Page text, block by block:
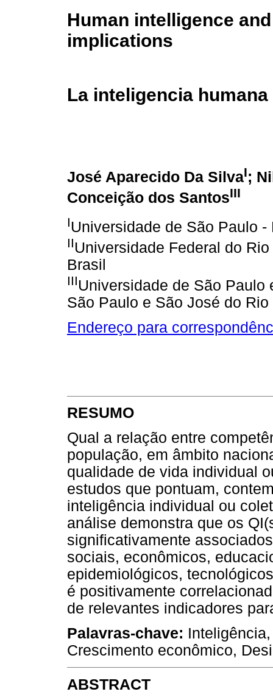
Human intelligence
implications
La inteligencia
José Aparecido Da SilvaI;
Conceição dos SantosIII
IUniversidade de São Paulo
IIUniversidade Federal do
Brasil
IIIUniversidade de São
São Paulo e São José do
Endereço para
RESUMO
Qual a relação entre
população, em âmbito
qualidade de vida individual
estudos que pontuam,
inteligência individual ou
análise demonstra que os
significativamente
sociais, econômicos,
epidemiológicos,
é positivamente
de relevantes indicadores
Palavras-chave:
Crescimento econômico,
ABSTRACT